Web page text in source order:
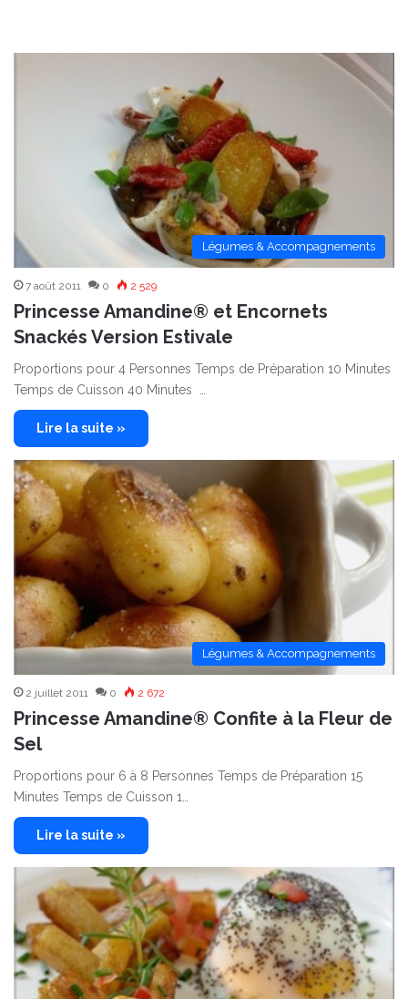
Légumes & Accompagnements
7 août 2011 0 2 529
Princesse Amandine® et Encornets
Snackés Version Estivale
Proportions pour 4 Personnes Temps de Préparation 10 Minutes
Temps de Cuisson 40 Minutes …
Lire la suite »
Légumes & Accompagnements
2 juillet 2011 0 2 672
Princesse Amandine® Confite à la Fleur de
Sel
Proportions pour 6 à 8 Personnes Temps de Préparation 15
Minutes Temps de Cuisson 1…
Lire la suite »